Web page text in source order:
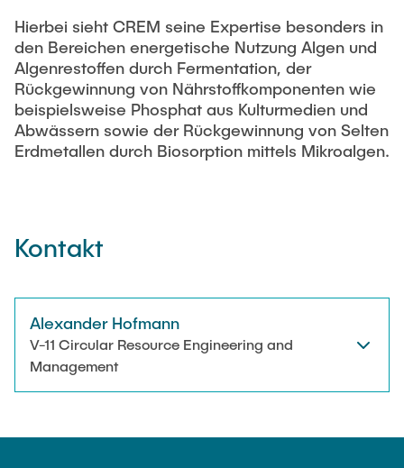
Hierbei sieht CREM seine Expertise besonders in
den Bereichen energetische Nutzung Algen und
Algenrestoffen durch Fermentation, der
Rückgewinnung von Nährstoffkomponenten wie
beispielsweise Phosphat aus Kulturmedien und
Abwässern sowie der Rückgewinnung von Selten
Erdmetallen durch Biosorption mittels Mikroalgen.
Kontakt
Alexander Hofmann
V-11 Circular Resource Engineering and
Management